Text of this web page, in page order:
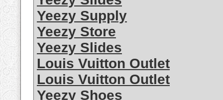
Yeezy Supply
Yeezy Store
Yeezy Slides
Louis Vuitton Outlet
Louis Vuitton Outlet
Yeezy Shoes